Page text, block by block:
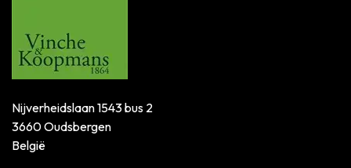
Nijverheidslaan 1543 bus 2
3660 Oudsbergen
België